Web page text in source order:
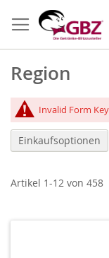
Inhalt
springen
Region
Invalid Form
Artikel 1-12 von 458
Einkaufsoptionen